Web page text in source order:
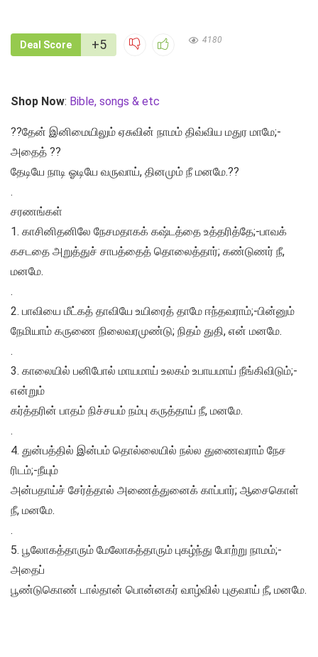
Deal Score +5 4180
Shop Now: Bible, songs & etc
??தேன் இனிமையிலும் ஏசுவின் நாமம் திவ்விய மதுர மாமே;-
அதைத் ??
தேடியே நாடி ஓடியே வருவாய், தினமும் நீ மனமே.??
.
சரணங்கள்
1. காசினிதனிலே நேசமதாகக் கஷ்டத்தை உத்தரித்தே;-பாவக்
கசடதை அறுத்துச் சாபத்தைத் தொலைத்தார்; கண்டுணர் நீ,
மனமே.
.
2. பாவியை மீட்கத் தாவியே உயிரைத் தாமே ஈந்தவராம்;-பின்னும்
நேமியாம் கருணை நிலைவரமுண்டு; நிதம் துதி, என் மனமே.
.
3. காலையில் பனிபோல் மாயமாய் உலகம் உபாயமாய் நீங்கிவிடும்;-
என்றும்
கர்த்தரின் பாதம் நிச்சயம் நம்பு கருத்தாய் நீ, மனமே.
.
4. துன்பத்தில் இன்பம் தொல்லையில் நல்ல துணைவராம் நேச
ரிடம்;-நீயும்
அன்பதாய்ச் சேர்த்தால் அணைத்துனைக் காப்பார்; ஆசைகொள்
நீ, மனமே.
.
5. பூலோகத்தாரும் மேலோகத்தாரும் புகழ்ந்து போற்று நாமம்;-
அதைப்
பூண்டுகொண் டால்தான் பொன்னகர் வாழ்வில் புகுவாய் நீ, மனமே.